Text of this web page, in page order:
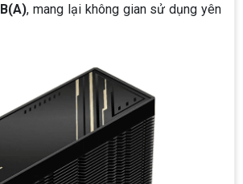
, mang lại không gian sử dụng yên